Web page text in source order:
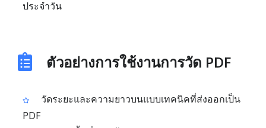
ประจำวัน
ตัวอย่างการใช้งานการวัด PDF
วัดระยะและความยาวบนแบบเทคนิคที่ส่งออกเป็น
PDF